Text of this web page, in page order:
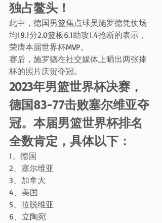
独占鳌头！
此中，德国男篮焦点球员施罗德凭仗场
均19.1分2.0篮板6.1助攻1.4抢断的表示，
荣膺本届世界杯MVP。
赛后，施罗德在社交媒体上晒出两张捧
杯的照片庆贺夺冠。
2023年男篮世界杯决赛，
德国83-77击败塞尔维亚夺
冠。本届男篮世界杯排名
全数肯定，具体以下：
1、德国
2、塞尔维亚
3、加拿大
4、美国
5、拉脱维亚
6、立陶宛